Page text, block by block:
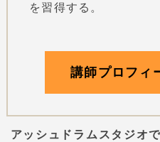
を習得する。
講師プロフィ
アッシュドラムスタジオ